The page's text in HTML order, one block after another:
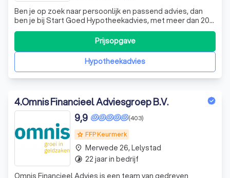
Ben je op zoek naar persoonlijk en passend advies, dan
ben je bij Start Goed Hypotheekadvies, met meer dan 20
jaar ervaring in de branche, bij het juiste adres!
Hypotheekadvies
Prijsopgave
4.Omnis Financieel Adviesgroep B.V.
grade FFP Keurmerk
(403)
9,9
Omnis Financieel Advies is een team van gedreven
place Merwede 26, Lelystad
timelapse 22 jaar in bedrijf